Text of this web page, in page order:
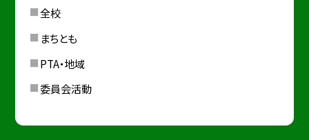
全校
まちとも
PTA・地域
委員会活動